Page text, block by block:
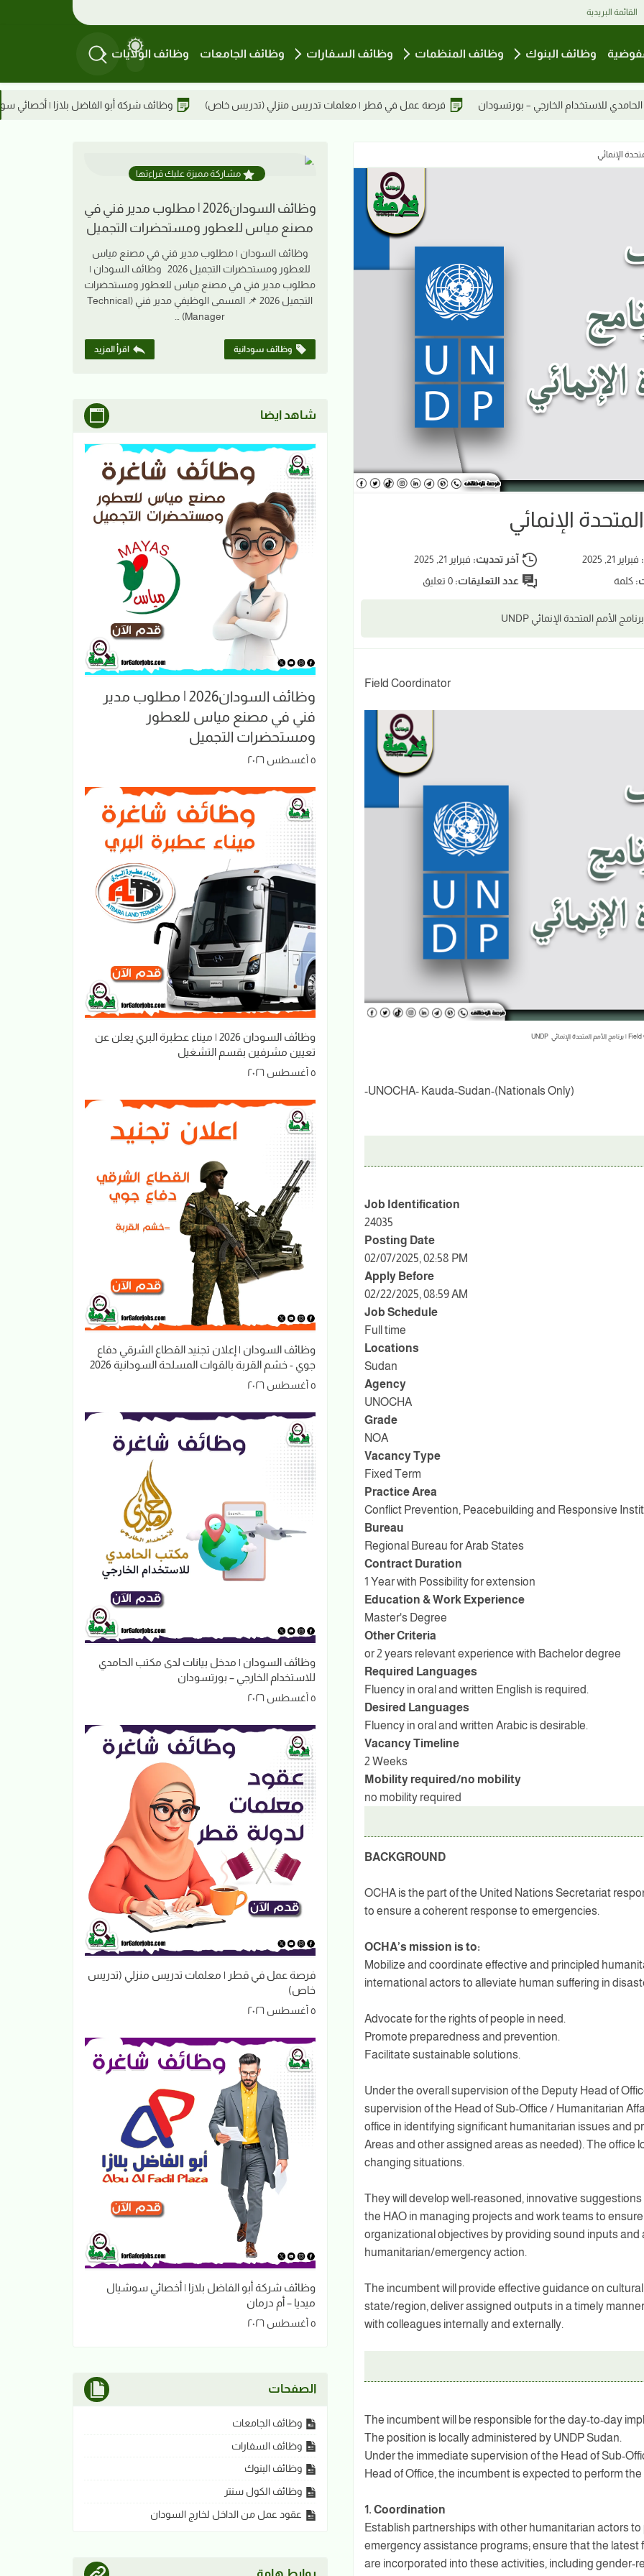
القائمة البريدية
وظائف البنوك وظائف المنظمات وظائف السفارات وظائف الجامعات وظائف الولايات
فرصة عمل في قطر | معلمات تدريس منزلي (تدريس خاص) وظائف شركة أبو الفاضل بلازا | أخصائي سوشيال ميديا – أم درمان
الإنمائي
الإنمائي
فبراير 21, 2025 آخر تحديث: فبراير 21, 2025
كلمة عدد التعليقات:0 تعليق
Field Coordinator
-UNOCHA- Kauda-Sudan-(Nationals Only)
Job Identification
24035
Posting Date
02/07/2025, 02:58 PM
Apply Before
02/22/2025, 08:59 AM
Job Schedule
Full time
Locations
Sudan
Agency
UNOCHA
Grade
NOA
Vacancy Type
Fixed Term
Practice Area
Conflict Prevention, Peacebuilding and Responsive
Bureau
Regional Bureau for Arab States
Contract Duration
1 Year with Possibility for extension
Education & Work Experience
Master's Degree
Other Criteria
or 2 years relevant experience with Bachelor degree
Required Languages
Fluency in oral and written English is required.
Desired Languages
Fluency in oral and written Arabic is desirable.
Vacancy Timeline
2 Weeks
Mobility required/no mobility
no mobility required
BACKGROUND
OCHA is the part of the United Nations Secretariat
to ensure a coherent response to emergencies.
OCHA’s mission is to:
Mobilize and coordinate effective and principled
international actors to alleviate human suffering in
Advocate for the rights of people in need.
Promote preparedness and prevention.
Facilitate sustainable solutions.
Under the overall supervision of the Deputy Head of
supervision of the Head of Sub-Office / Humanitarian
office in identifying significant humanitarian issues and
Areas and other assigned areas as needed). The office
changing situations.
They will develop well-reasoned, innovative
the HAO in managing projects and work teams to
organizational objectives by providing sound inputs
humanitarian/emergency action.
The incumbent will provide effective guidance on
state/region, deliver assigned outputs in a timely
with colleagues internally and externally.
The incumbent will be responsible for the day-to-day
The position is locally administered by UNDP Sudan.
Under the immediate supervision of the Head of Sub-
Head of Office, the incumbent is expected to perform
1. Coordination
Establish partnerships with other humanitarian actors
emergency assistance programs; ensure that the latest
are incorporated into these activities, including gender-
مشاركة مميزة عليك قراءتها
وظائف السودان2026 | مطلوب مدير فني في
مصنع مياس للعطور ومستحضرات التجميل
وظائف السودان | مطلوب مدير فني في مصنع مياس
للعطور ومستحضرات التجميل 2026 وظائف السودان |
مطلوب مدير فني في مصنع مياس للعطور ومستحضرات
التجميل 2026 📌 المسمى الوظيفي مدير فني (Technical
Manager) …
وظائف سودانية اقرأ المزيد
شاهد ايضا
وظائف السودان2026 | مطلوب مدير
فني في مصنع مياس للعطور
ومستحضرات التجميل
٥ أغسطس ٢٠٢٦
وظائف السودان 2026 | ميناء عطبرة البري يعلن عن
تعيين مشرفين بقسم التشغيل
٥ أغسطس ٢٠٢٦
وظائف السودان | إعلان تجنيد القطاع الشرقي دفاع
جوي - خشم القربة بالقوات المسلحة السودانية 2026
٥ أغسطس ٢٠٢٦
وظائف السودان | مدخل بيانات لدى مكتب الحامدي
للاستخدام الخارجي – بورتسودان
٥ أغسطس ٢٠٢٦
فرصة عمل في قطر | معلمات تدريس منزلي (تدريس
خاص)
٥ أغسطس ٢٠٢٦
وظائف شركة أبو الفاضل بلازا | أخصائي سوشيال
ميديا – أم درمان
٥ أغسطس ٢٠٢٦
الصفحات
وظائف الجامعات
وظائف السفارات
وظائف البنوك
وظائف الكول سنتر
عقود عمل من الداخل لخارج السودان